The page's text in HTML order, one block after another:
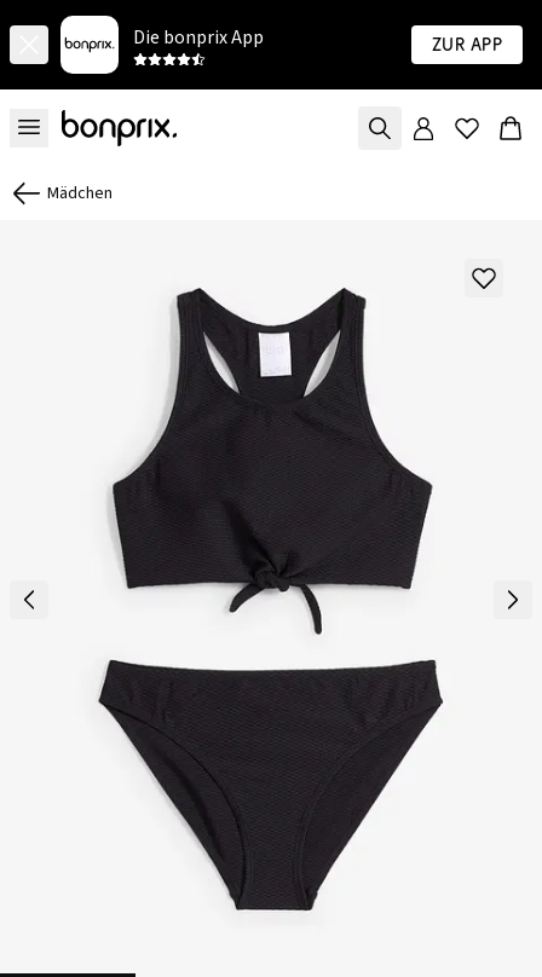
Die bonprix App Zur App
Mädchen